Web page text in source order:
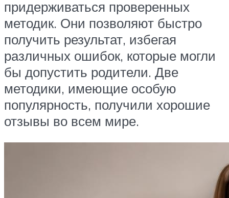
придерживаться проверенных
методик. Они позволяют быстро
получить результат, избегая
различных ошибок, которые могли
бы допустить родители. Две
методики, имеющие особую
популярность, получили хорошие
отзывы во всем мире.